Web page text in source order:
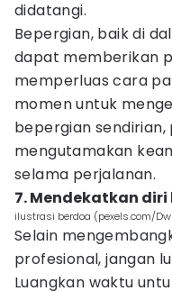
didatangi.
Bepergian, baik di
dapat memberikan
memperluas cara
momen untuk
bepergian
mengutamakan
selama perjalanan.
7. Mendekatkan
ilustrasi berdoa (pexels.com/
Selain
profesional, jangan
Luangkan waktu